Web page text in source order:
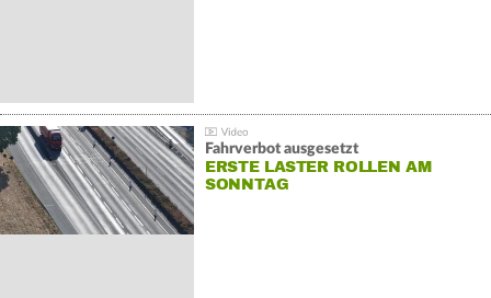
Fahrverbot ausgesetzt
ERSTE LASTER ROLLEN AM
SONNTAG